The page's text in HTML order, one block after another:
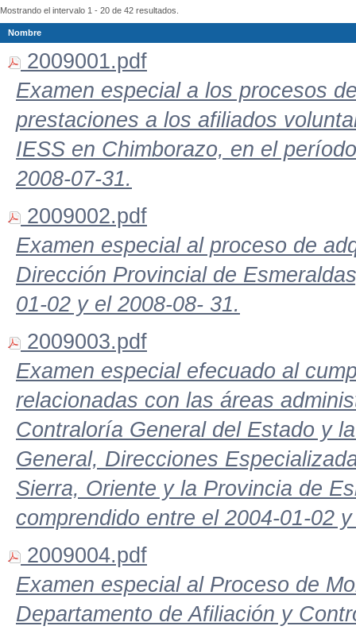
Mostrando el intervalo 1 - 20 de 42 resultados.
Nombre
2009001.pdf
Examen especial a los procesos
prestaciones a los afiliados
IESS en Chimborazo, en el
2008-07-31.
2009002.pdf
Examen especial al proceso de
Dirección Provincial de
01-02 y el 2008-08- 31.
2009003.pdf
Examen especial efecuado al
relacionadas con las áreas
Contraloría General del Estado y
General, Direcciones
Sierra, Oriente y la Provincia de
comprendido entre el 2004-01-02
2009004.pdf
Examen especial al Proceso de
Departamento de Afiliación y